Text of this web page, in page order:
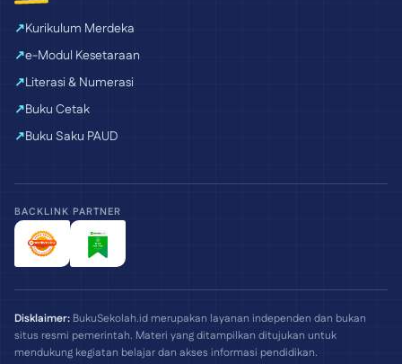
Kurikulum Merdeka
e-Modul Kesetaraan
Literasi & Numerasi
Buku Cetak
Buku Saku PAUD
BACKLINK PARTNER
Disklaimer: BukuSekolah.id merupakan layanan independen dan bukan
situs resmi pemerintah. Materi yang ditampilkan ditujukan untuk
mendukung kegiatan belajar dan akses informasi pendidikan.